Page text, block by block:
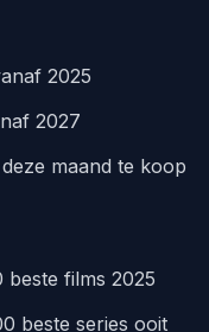
2025
2027
maand te koop
beste films 2025
beste series ooit